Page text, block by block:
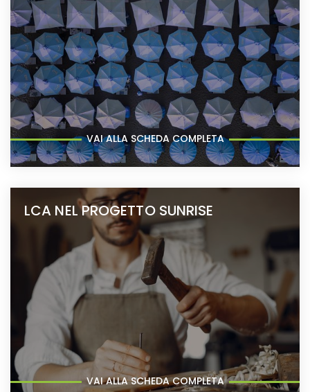
VAI ALLA SCHEDA COMPLETA
LCA NEL PROGETTO SUNRISE
VAI ALLA SCHEDA COMPLETA